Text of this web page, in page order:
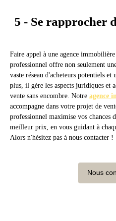
5 - Se rapprocher
Faire appel à une agence
professionnel offre non seulement
vaste réseau d'acheteurs potentiels
plus, il gère les aspects juridiques et
vente sans encombre. Notre agence
accompagne dans votre projet de
professionnel maximise vos chances
meilleur prix, en vous guidant à
Alors n'hésitez pas à nous contacter !
Nous